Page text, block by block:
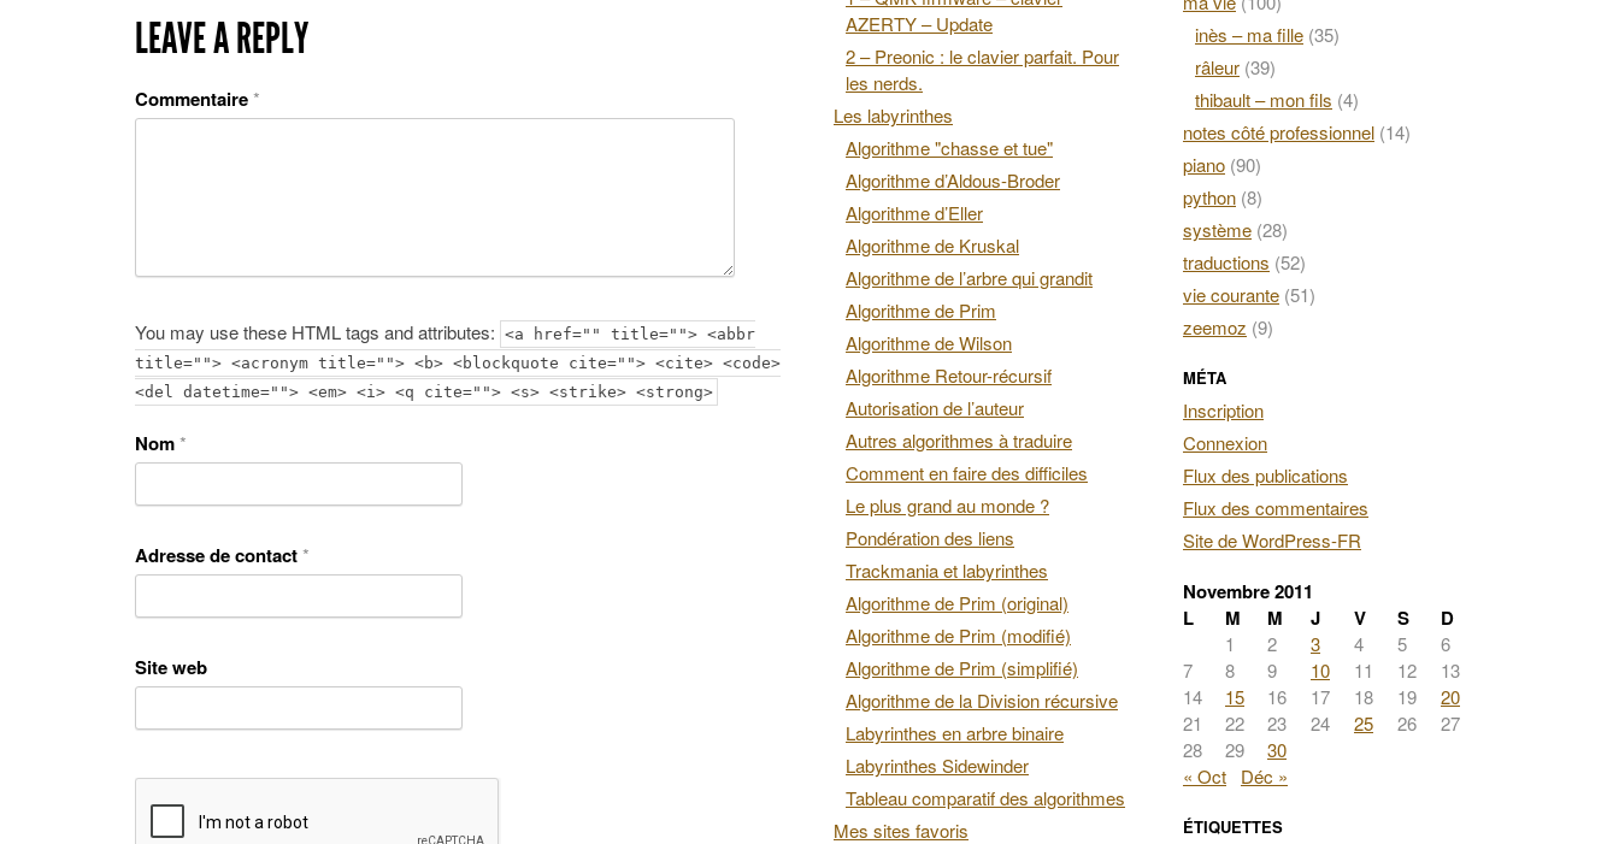
LEAVE A REPLY
Commentaire*
You may use these HTML tags and attributes: <a href="" title=""> <abbr
title=""> <acronym title=""> <b> <blockquote cite=""> <cite> <code>
<del datetime=""> <em> <i> <q cite=""> <s> <strike> <strong>
Nom*
Adresse de contact*
Site web
AZERTY – Update
2 – Preonic : le clavier parfait. Pour
les nerds.
Les labyrinthes
Algorithme "chasse et tue"
Algorithme d’Aldous-Broder
Algorithme d’Eller
Algorithme de Kruskal
Algorithme de l’arbre qui grandit
Algorithme de Prim
Algorithme de Wilson
Algorithme Retour-récursif
Autorisation de l’auteur
Autres algorithmes à traduire
Comment en faire des difficiles
Le plus grand au monde ?
Pondération des liens
Trackmania et labyrinthes
Algorithme de Prim (original)
Algorithme de Prim (modifié)
Algorithme de Prim (simplifié)
Algorithme de la Division récursive
Labyrinthes en arbre binaire
Labyrinthes Sidewinder
Tableau comparatif des algorithmes
Mes sites favoris
inès – ma fille (35)
râleur (39)
thibault – mon fils (4)
notes côté professionnel (14)
piano (90)
python (8)
système (28)
traductions (52)
vie courante (51)
zeemoz (9)
MÉTA
Inscription
Connexion
Flux des publications
Flux des commentaires
Site de WordPress-FR
Novembre 2011
L
M M J V S D
1 2 3 4 5
6
7
8 9 10 11 12
13
14
15 16 17 18 19
20
21
22 23 24 25 26
27
28
29
30
« Oct
Déc »
ÉTIQUETTES